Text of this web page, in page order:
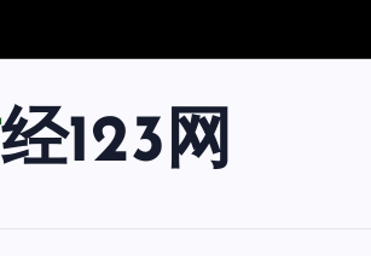
财经123网